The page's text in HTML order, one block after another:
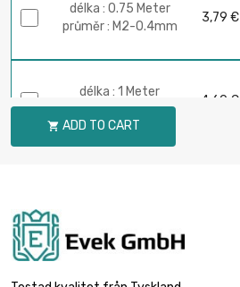
délka : 0.75 Meter
průměr : M2-0.4mm
3,79 €
délka : 1 Meter
průměr : M2-0.4mm
4,60 €
 ADD TO CART